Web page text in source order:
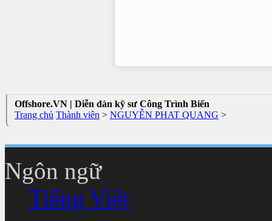
Offshore.VN | Diễn đàn kỹ sư Công Trình Biển
Trang chủ Thành viên > NGUYỄN PHAT QUANG >
Ngôn ngữ
Tiếng Việt